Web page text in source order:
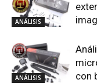
ANÁLISIS
ANÁLISIS
con